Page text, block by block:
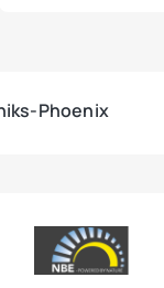
Phoenix